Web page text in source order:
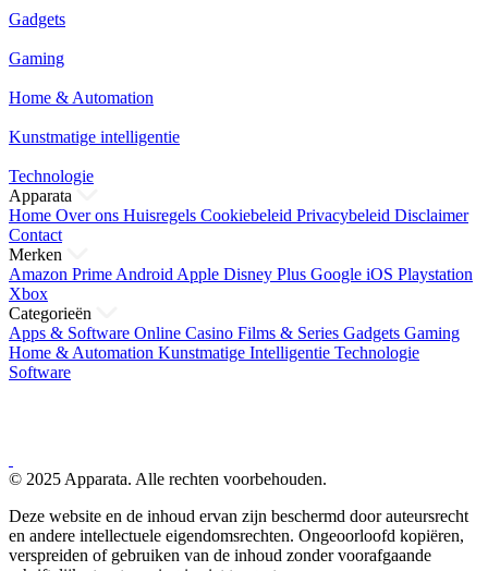
Gadgets
Gaming
Home & Automation
Kunstmatige intelligentie
Technologie
Apparata
Home Over ons Huisregels Cookiebeleid Privacybeleid Disclaimer
Contact
Merken
Amazon Prime Android Apple Disney Plus Google iOS Playstation
Xbox
Categorieën
Apps & Software Online Casino Films & Series Gadgets Gaming
Home & Automation Kunstmatige Intelligentie Technologie
Software
© 2025 Apparata. Alle rechten voorbehouden.
Deze website en de inhoud ervan zijn beschermd door auteursrecht
en andere intellectuele eigendomsrechten. Ongeoorloofd kopiëren,
verspreiden of gebruiken van de inhoud zonder voorafgaande